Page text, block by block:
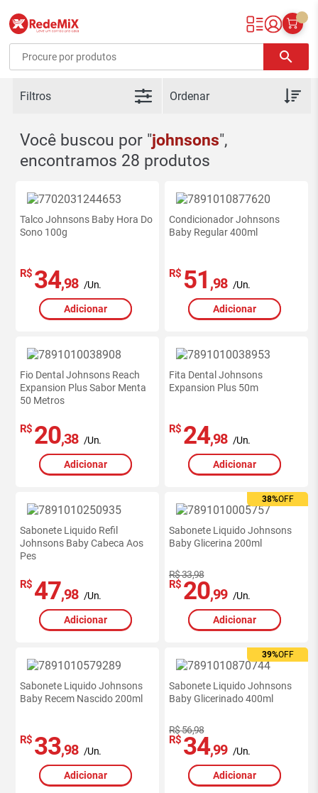
Redemix – Supermercado Online
search
Filtros
Você buscou por "johnsons",
encontramos 28 produtos
Talco Johnsons Baby Hora Do
Sono 100g
R$ 34,98 /Un.
Adicionar
Condicionador Johnsons
Baby Regular 400ml
R$ 51 ,98 /Un.
Adicionar
Fio Dental Johnsons Reach
Expansion Plus Sabor Menta
50 Metros
R$ 20,38 /Un.
Adicionar
Fita Dental Johnsons
Expansion Plus 50m
R$ 24,98 /Un.
Adicionar
Sabonete Liquido Refil
Johnsons Baby Cabeca Aos
Pes
R$ 47,98 /Un.
Adicionar
38%OFF
Sabonete Liquido Johnsons
Baby Glicerina 200ml
R$ 33,98
R$ 20,99 /Un.
Adicionar
Sabonete Liquido Johnsons
Baby Recem Nascido 200ml
R$ 33,98 /Un.
Adicionar
39%OFF
Sabonete Liquido Johnsons
Baby Glicerinado 400ml
R$ 56,98
R$ 34,99 /Un.
Adicionar